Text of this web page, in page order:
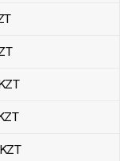
KZT